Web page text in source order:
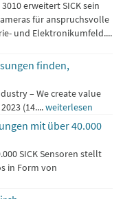
erweitert SICK sein
für anspruchsvolle
und Elektronikumfeld....
finden,
– We create value
(14....weiterlesen
mit über 40.000
SICK Sensoren stellt
in Form von